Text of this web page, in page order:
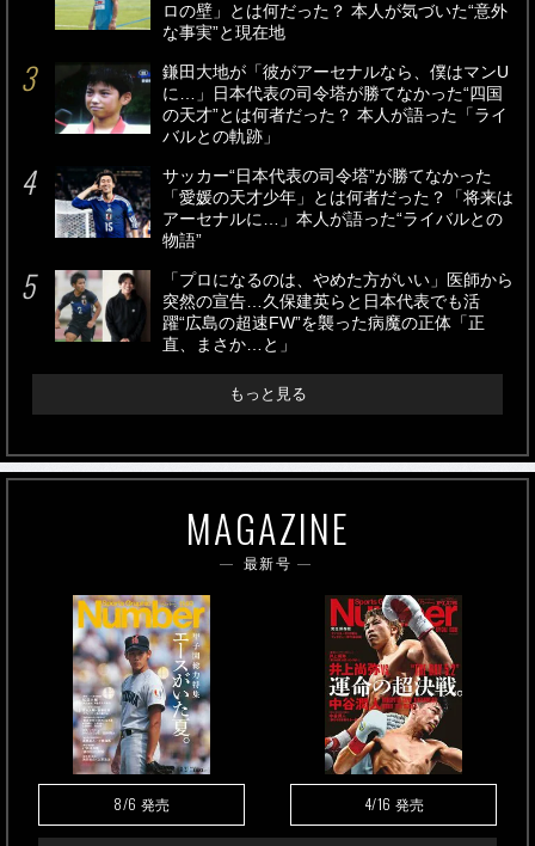
ロの壁」とは何だった？ 本人が気づいた“意外
な事実”と現在地
鎌田大地が「彼がアーセナルなら、僕はマンU
に…」日本代表の司令塔が勝てなかった“四国
の天才”とは何者だった？ 本人が語った「ライ
バルとの軌跡」
サッカー“日本代表の司令塔”が勝てなかった
「愛媛の天才少年」とは何者だった？「将来は
アーセナルに…」本人が語った“ライバルとの
物語”
「プロになるのは、やめた方がいい」医師から
突然の宣告…久保建英らと日本代表でも活
躍“広島の超速FW”を襲った病魔の正体「正
直、まさか…と」
もっと見る
MAGAZINE
最新号
8/6 発売 4/16 発売